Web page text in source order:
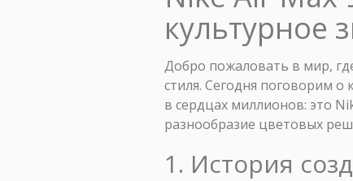
культурное
Добро пожаловать в мир,
стиля. Сегодня поговорим
в сердцах миллионов: это
разнообразие цветовых
1. История